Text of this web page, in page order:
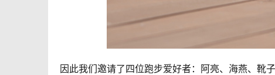
因此我们邀请了四位跑步爱好者：阿亮、海燕、靴